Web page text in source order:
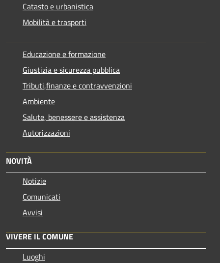
Catasto e urbanistica
Mobilità e trasporti
Educazione e formazione
Giustizia e sicurezza pubblica
Tributi,finanze e contravvenzioni
Ambiente
Salute, benessere e assistenza
Autorizzazioni
NOVITÀ
Notizie
Comunicati
Avvisi
VIVERE IL COMUNE
Luoghi